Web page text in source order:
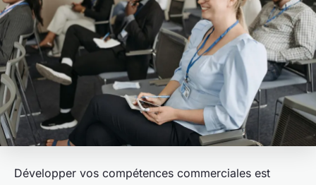
Développer vos compétences commerciales est